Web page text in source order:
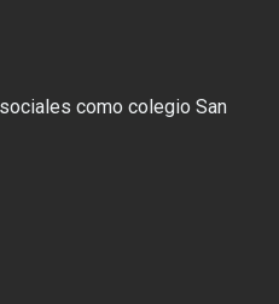
como colegio San